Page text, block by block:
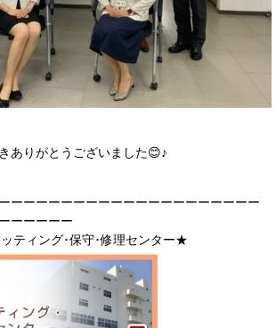
ありがとうございました😊♪
ーーーーーーーーーーーーーーーーーーーー
ーーーーー
ティング･保守･修理センター★